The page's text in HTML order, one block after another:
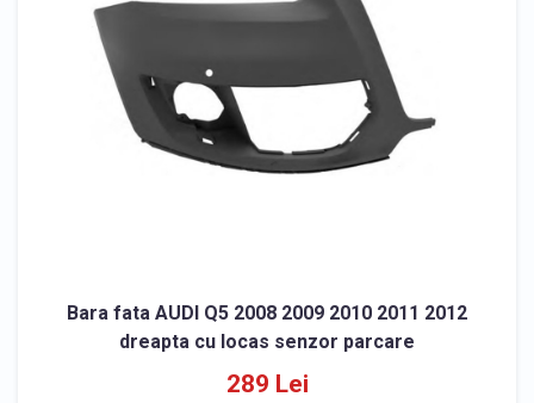
Bara fata AUDI Q5 2008 2009 2010 2011 2012
dreapta cu locas senzor parcare
289 Lei